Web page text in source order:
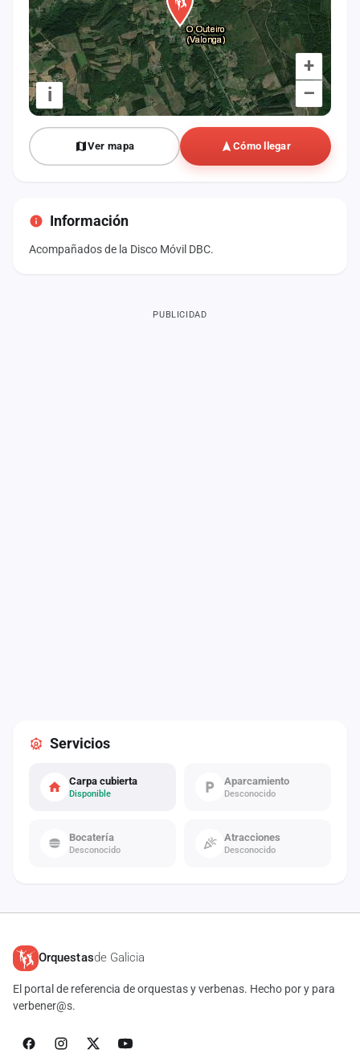
+
–
i
Ver mapa Cómo llegar
Información
Acompañados de la Disco Móvil DBC.
Servicios
Carpa cubierta
Disponible
Aparcamiento
Desconocido
Bocatería
Desconocido
Atracciones
Desconocido
PUBLICIDAD
Orquestasde Galicia
El portal de referencia de orquestas y verbenas. Hecho por y para
verbener@s.